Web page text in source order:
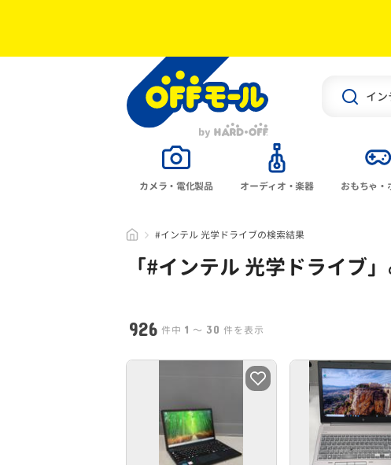
カメラ・電化製品 オーディオ・楽器 おもちゃ・
#インテル 光学ドライブの検索結果
「#インテル 光学ドライブ」
926 件中 1 〜 30 件を表示